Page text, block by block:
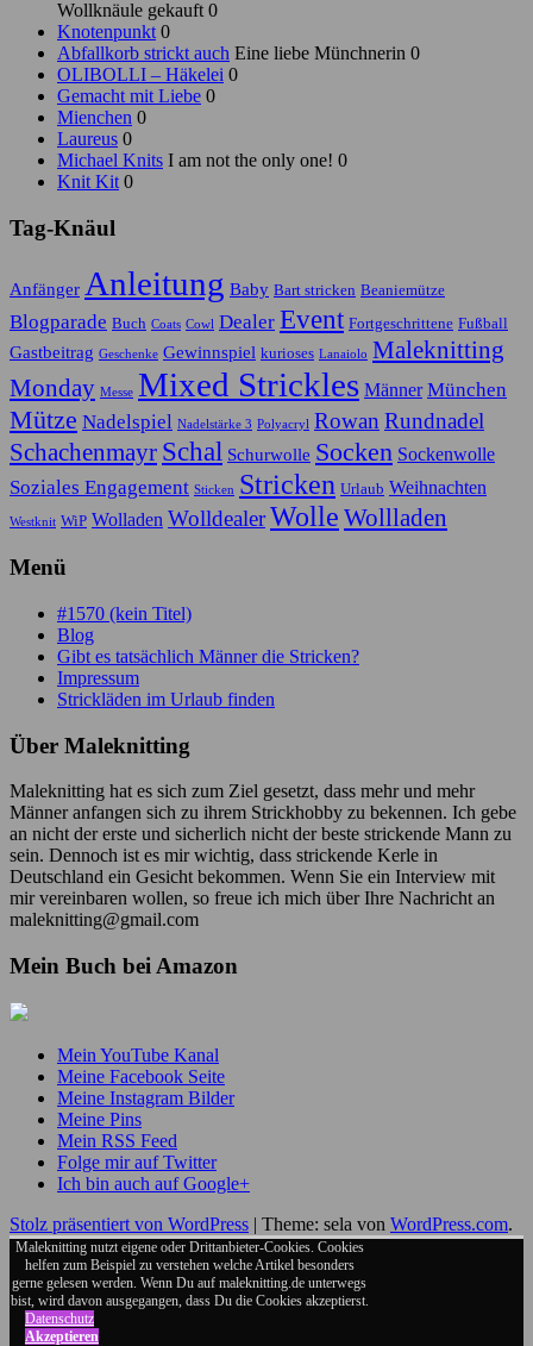
Wollknäule gekauft 0
Knotenpunkt 0
Abfallkorb strickt auch Eine liebe Münchnerin 0
OLIBOLLI – Häkelei 0
Gemacht mit Liebe 0
Mienchen 0
Laureus 0
Michael Knits I am not the only one! 0
Knit Kit 0
Tag-Knäul
Anfänger Anleitung Baby Bart stricken Beaniemütze
Blogparade Buch Coats Cowl Dealer Event Fortgeschrittene Fußball
Gastbeitrag Geschenke Gewinnspiel kurioses Lanaiolo Maleknitting
Monday Messe Mixed Strickles Männer München
Mütze Nadelspiel Nadelstärke 3 Polyacryl Rowan Rundnadel
Schachenmayr Schal Schurwolle Socken Sockenwolle
Soziales Engagement Sticken Stricken Urlaub Weihnachten
Westknit WiP Wolladen WolldealerWolle Wollladen
Menü
#1570 (kein Titel)
Blog
Gibt es tatsächlich Männer die Stricken?
Impressum
Strickläden im Urlaub finden
Über Maleknitting
Maleknitting hat es sich zum Ziel gesetzt, dass mehr und mehr
Männer anfangen sich zu ihrem Strickhobby zu bekennen. Ich gebe
an nicht der erste und sicherlich nicht der beste strickende Mann zu
sein. Dennoch ist es mir wichtig, dass strickende Kerle in
Deutschland ein Gesicht bekommen. Wenn Sie ein Interview mit
mir vereinbaren wollen, so freue ich mich über Ihre Nachricht an
maleknitting@gmail.com
Mein Buch bei Amazon
Mein YouTube Kanal
Meine Facebook Seite
Meine Instagram Bilder
Meine Pins
Mein RSS Feed
Folge mir auf Twitter
Ich bin auch auf Google+
Stolz präsentiert von WordPress | Theme: sela von WordPress.com.
Maleknitting nutzt eigene oder Drittanbieter-Cookies. Cookies
helfen zum Beispiel zu verstehen welche Artikel besonders
gerne gelesen werden. Wenn Du auf maleknitting.de unterwegs
bist, wird davon ausgegangen, dass Du die Cookies akzeptierst.
Datenschutz
Akzeptieren